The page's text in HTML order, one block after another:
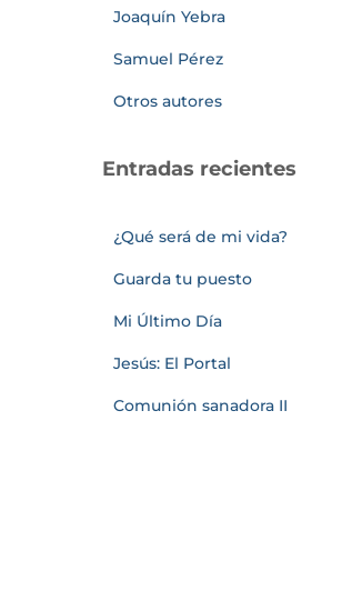
Joaquín Yebra
Samuel Pérez
Otros autores
Entradas recientes
¿Qué será de mi vida?
Guarda tu puesto
Mi Último Día
Jesús: El Portal
Comunión sanadora II